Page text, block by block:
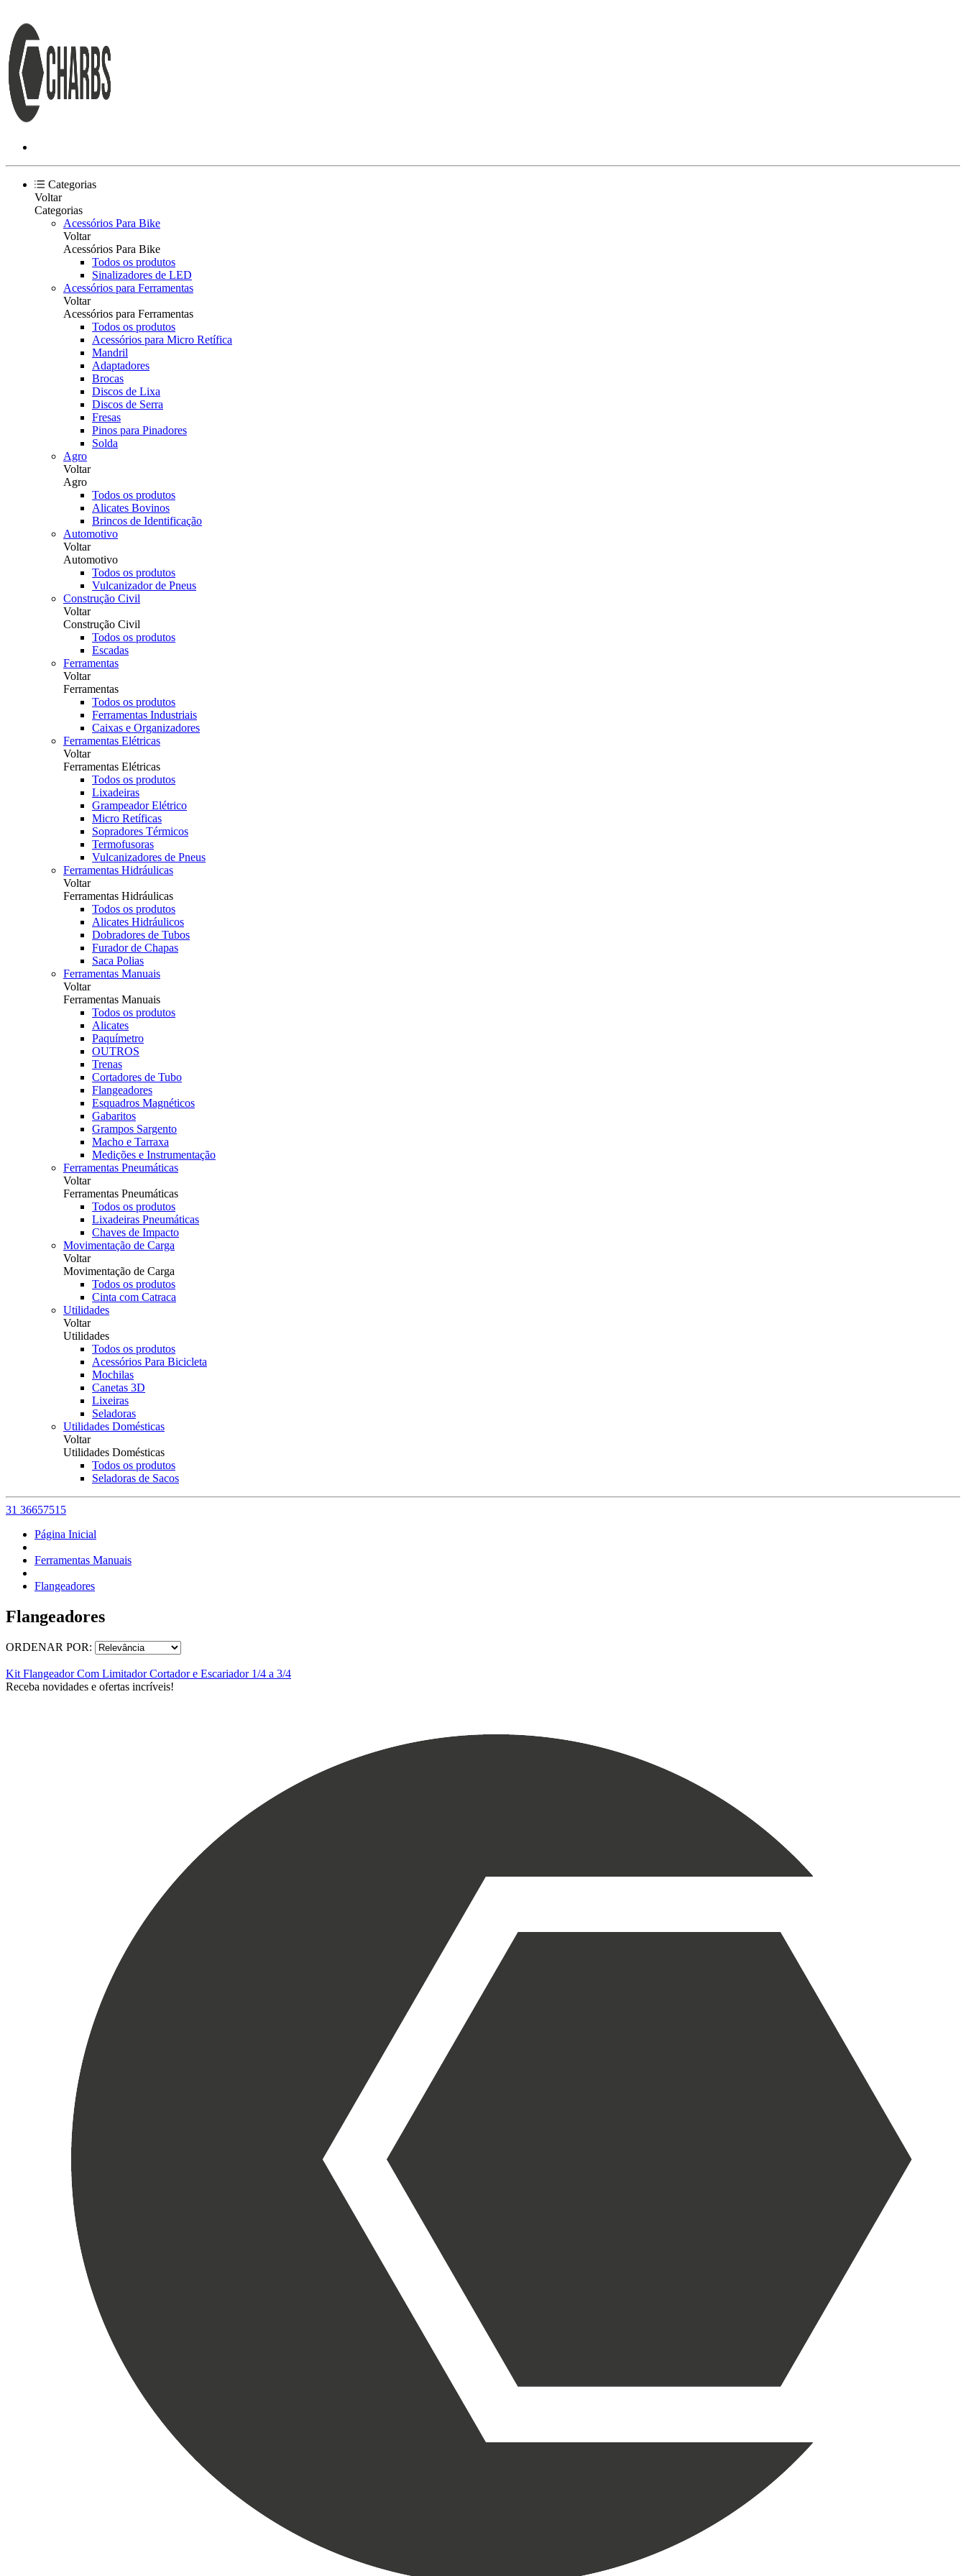
Categorias
Voltar
Categorias
Acessórios Para Bike
Voltar
Acessórios Para Bike
Todos os produtos
Sinalizadores de LED
Acessórios para Ferramentas
Voltar
Acessórios para Ferramentas
Todos os produtos
Acessórios para Micro Retífica
Mandril
Adaptadores
Brocas
Discos de Lixa
Discos de Serra
Fresas
Pinos para Pinadores
Solda
Agro
Voltar
Agro
Todos os produtos
Alicates Bovinos
Brincos de Identificação
Automotivo
Voltar
Automotivo
Todos os produtos
Vulcanizador de Pneus
Construção Civil
Voltar
Construção Civil
Todos os produtos
Escadas
Ferramentas
Voltar
Ferramentas
Todos os produtos
Ferramentas Industriais
Caixas e Organizadores
Ferramentas Elétricas
Voltar
Ferramentas Elétricas
Todos os produtos
Lixadeiras
Grampeador Elétrico
Micro Retíficas
Sopradores Térmicos
Termofusoras
Vulcanizadores de Pneus
Ferramentas Hidráulicas
Voltar
Ferramentas Hidráulicas
Todos os produtos
Alicates Hidráulicos
Dobradores de Tubos
Furador de Chapas
Saca Polias
Ferramentas Manuais
Voltar
Ferramentas Manuais
Todos os produtos
Alicates
Paquímetro
OUTROS
Trenas
Cortadores de Tubo
Flangeadores
Esquadros Magnéticos
Gabaritos
Grampos Sargento
Macho e Tarraxa
Medições e Instrumentação
Ferramentas Pneumáticas
Voltar
Ferramentas Pneumáticas
Todos os produtos
Lixadeiras Pneumáticas
Chaves de Impacto
Movimentação de Carga
Voltar
Movimentação de Carga
Todos os produtos
Cinta com Catraca
Utilidades
Voltar
Utilidades
Todos os produtos
Acessórios Para Bicicleta
Mochilas
Canetas 3D
Lixeiras
Seladoras
Utilidades Domésticas
Voltar
Utilidades Domésticas
Todos os produtos
Seladoras de Sacos
31 36657515
Página Inicial
Ferramentas Manuais
Flangeadores
Flangeadores
ORDENAR POR:
Kit Flangeador Com Limitador Cortador e Escariador 1/4 a 3/4
Receba novidades e ofertas incríveis!